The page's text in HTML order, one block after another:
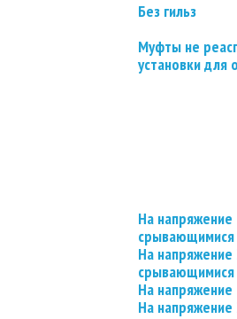
Без гильз
Муфты не
установки для
На напряжение
срывающимися
На напряжение
срывающимися
На напряжение
На напряжение